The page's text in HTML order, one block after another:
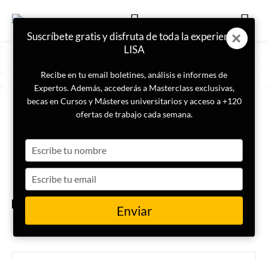
ETIQUETA
Illuminati
Las 10 teorías de la
conspiración más populares
Suscríbete gratis y disfruta de toda la experiencia
LISA
Recibe en tu email boletines, análisis e informes de
Expertos. Además, accederás a Masterclass exclusivas,
becas en Cursos y Másteres universitarios y acceso a +120
ofertas de trabajo cada semana.
your
name
your
email
Enviar